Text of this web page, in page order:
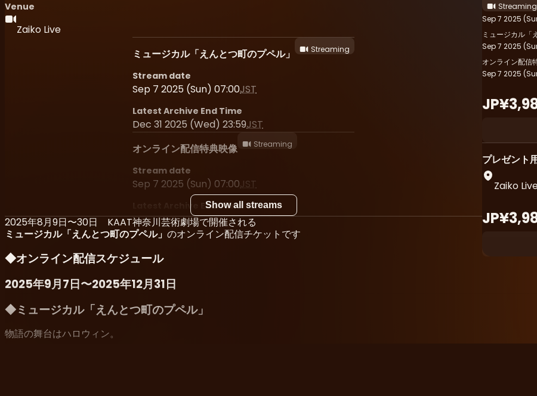
Venue
Zaiko Live
ミュージカル「えんとつ町のプペル」
Streaming
Stream date
Sep 7 2025 (Sun) 07:00JST
Latest Archive End Time
Dec 31 2025 (Wed) 23:59JST
オンライン配信特典映像
Streaming
Stream date
Sep 7 2025 (Sun) 07:00JST
Latest Archive End Time
Dec 31 2025 (Wed) 23:59JST
Show all streams
2025年8月9日〜30日 KAAT神奈川芸術劇場で開催される
ミュージカル「えんとつ町のプペル」 のオンライン配信チケットです
◆オンライン配信スケジュール
2025年9月7日〜2025年12月31日
◆ミュージカル「えんとつ町のプペル」
物語の舞台はハロウィン。
Streaming
Sep 7 2025
ミュージカル「
Sep 7 2025
オンライン配信
Sep 7 2025
プレゼント
Zaiko